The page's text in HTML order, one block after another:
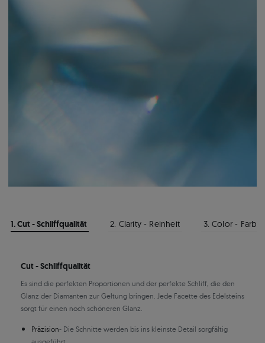
1. Cut - Schliffqualität 2. Clarity - Reinheit 3. Color - Farbe
Cut - Schliffqualität
Es sind die perfekten Proportionen und der perfekte Schliff, die den
Glanz der Diamanten zur Geltung bringen. Jede Facette des Edelsteins
sorgt für einen noch schöneren Glanz.
Präzision- Die Schnitte werden bis ins kleinste Detail sorgfältig